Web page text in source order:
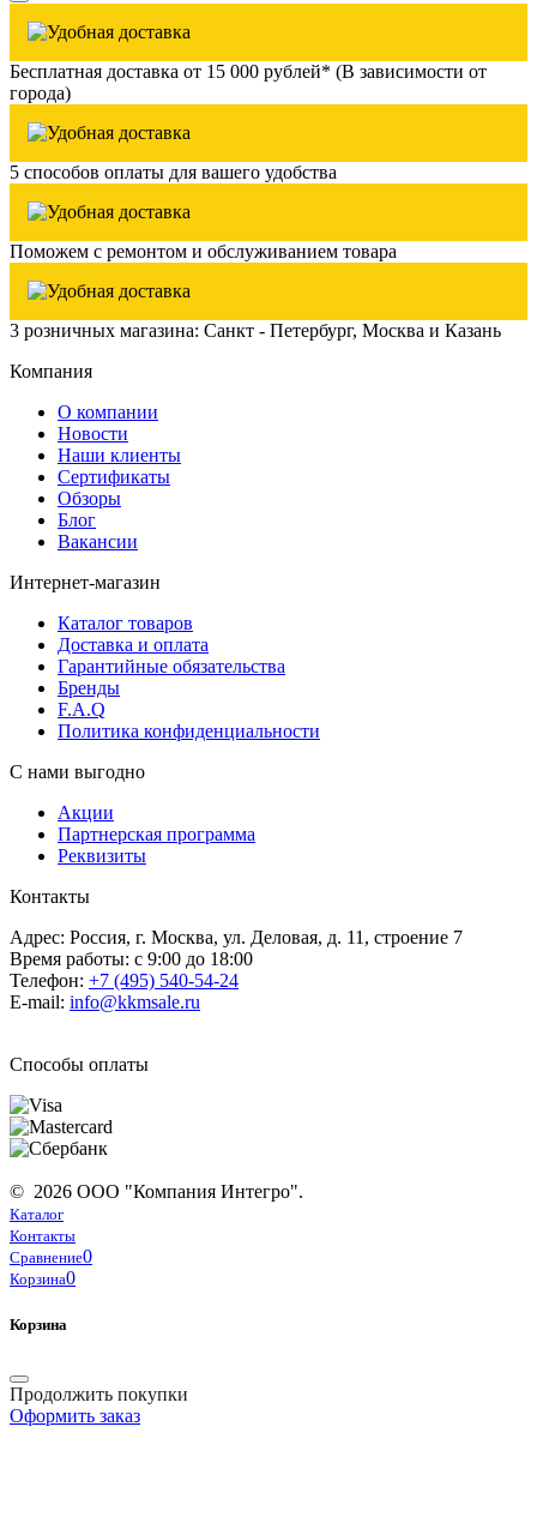
Бесплатная доставка от 15 000 рублей* (В зависимости от
города)
5 способов оплаты для вашего удобства
Поможем с ремонтом и обслуживанием товара
3 розничных магазина: Санкт - Петербург, Москва и Казань
Компания
О компании
Новости
Наши клиенты
Сертификаты
Обзоры
Блог
Вакансии
Интернет-магазин
Каталог товаров
Доставка и оплата
Гарантийные обязательства
Бренды
F.A.Q
Политика конфиденциальности
С нами выгодно
Акции
Партнерская программа
Реквизиты
Контакты
Адрес: Россия, г. Москва, ул. Деловая, д. 11, строение 7
Время работы: с 9:00 до 18:00
Телефон: +7 (495) 540-54-24
E-mail: info@kkmsale.ru
Способы оплаты
© 2026 ООО "Компания Интегро".
Каталог
Контакты
Сравнение0
Корзина0
Корзина
Продолжить покупки
Оформить заказ